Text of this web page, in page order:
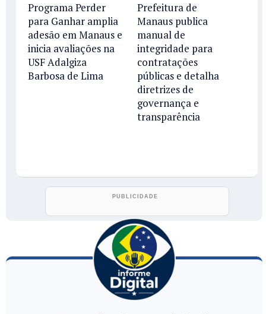
Programa Perder
para Ganhar amplia
adesão em Manaus e
inicia avaliações na
USF Adalgiza
Barbosa de Lima
Prefeitura de
Manaus publica
manual de
integridade para
contratações
públicas e detalha
diretrizes de
governança e
transparência